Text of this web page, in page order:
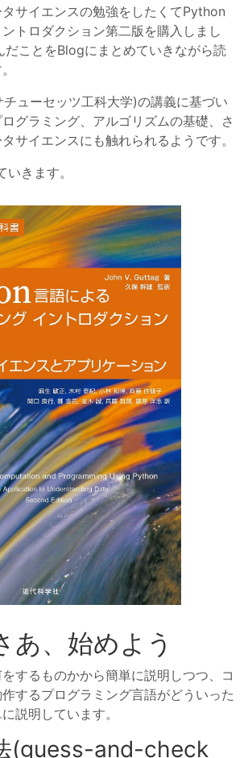
サイエンスの勉強をしたくてPython
トロダクション第二版を購入しまし
だことをBlogにまとめていきながら読
ューセッツ工科大学)の講義に基づい
グラミング、アルゴリズムの基礎、さ
サイエンスにも触れられるようです。
いきます。
、始めよう
するものかから簡単に説明しつつ、コ
するプログラミング言語がどういった
説明しています。
(guess-and-check